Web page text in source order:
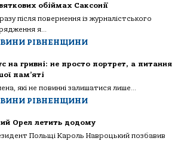
обіймах Саксонії
після повернення із журналістського
я...
РІВНЕНЩИНИ
на гривні: не просто портрет, а питання
пам’яті
які не повинні залишатися лише...
РІВНЕНЩИНИ
Орел летить додому
Польщі Кароль Навроцький позбавив